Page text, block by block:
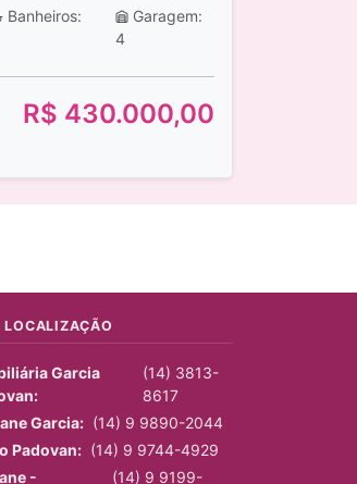
Banheiros:
Garagem:
4
R$ 430.000,00
LOCALIZAÇÃO
Garcia
(14) 3813-
8617
Garcia: (14) 9 9890-2044
Padovan: (14) 9 9744-4929
-
(14) 9 9199-